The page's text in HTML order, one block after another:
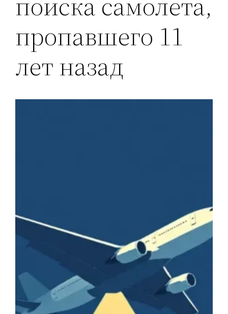
пропавшего 11
лет назад